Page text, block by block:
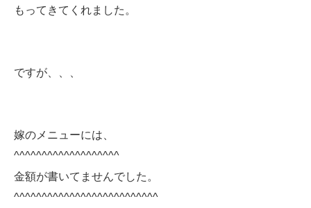
もってきてくれました。
ですが、、、
嫁のメニューには、
^^^^^^^^^^^^^^^^^^^
金額が書いてませんでした。
^^^^^^^^^^^^^^^^^^^^^^^^^^